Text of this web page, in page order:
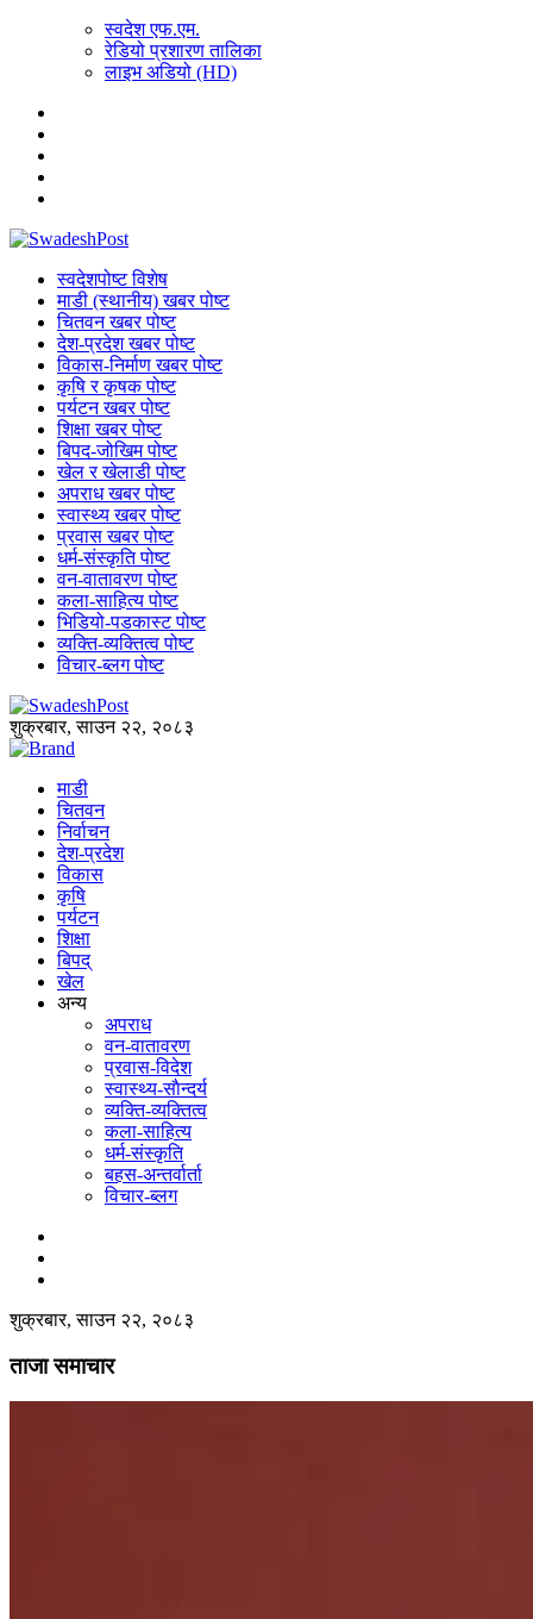
स्वदेश एफ.एम.
रेडियो प्रशारण तालिका
लाइभ अडियो (HD)
स्वदेशपोष्ट विशेष
माडी (स्थानीय) खबर पोष्ट
चितवन खबर पोष्ट
देश-प्रदेश खबर पोष्ट
विकास-निर्माण खबर पोष्ट
कृषि र कृषक पोष्ट
पर्यटन खबर पोष्ट
शिक्षा खबर पोष्ट
बिपद-जोखिम पोष्ट
खेल र खेलाडी पोष्ट
अपराध खबर पोष्ट
स्वास्थ्य खबर पोष्ट
प्रवास खबर पोष्ट
धर्म-संस्कृति पोष्ट
वन-वातावरण पोष्ट
कला-साहित्य पोष्ट
भिडियो-पडकास्ट पोष्ट
व्यक्ति-व्यक्तित्व पोष्ट
विचार-ब्लग पोष्ट
शुक्रबार, साउन २२, २०८३
माडी
चितवन
निर्वाचन
देश-प्रदेश
विकास
कृषि
पर्यटन
शिक्षा
बिपद्
खेल
अन्य
अपराध
वन-वातावरण
प्रवास-विदेश
स्वास्थ्य-साैन्दर्य
व्यक्ति-व्यक्तित्व
कला-साहित्य
धर्म-संस्कृति
बहस-अन्तर्वार्ता
विचार-ब्लग
शुक्रबार, साउन २२, २०८३
ताजा समाचार